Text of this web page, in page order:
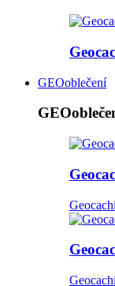
GEOoblečení